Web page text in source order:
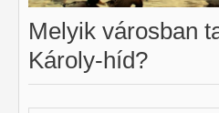
Melyik városban
Károly-híd?